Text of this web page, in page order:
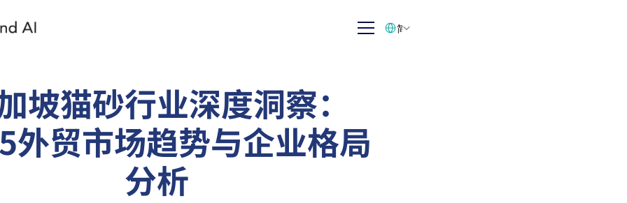
坡猫砂行业深度洞察：
外贸市场趋势与企业格局
分析
简体中文